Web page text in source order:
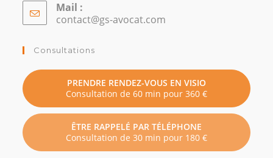
Mail :
contact@gs-avocat.com
Consultations
PRENDRE RENDEZ-VOUS EN VISIO
Consultation de 60 min pour 360 €
ÊTRE RAPPELÉ PAR TÉLÉPHONE
Consultation de 30 min pour 180 €